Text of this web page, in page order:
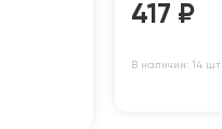
417 ₽
В наличии: 14 шт